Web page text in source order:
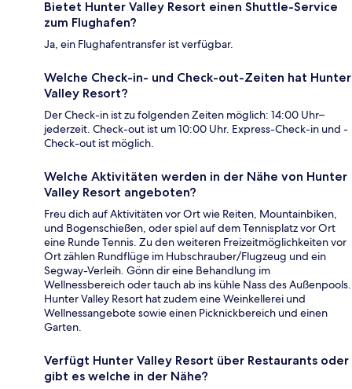
Bietet Hunter Valley Resort einen Shuttle-Service
zum Flughafen?
Ja, ein Flughafentransfer ist verfügbar.
Welche Check-in- und Check-out-Zeiten hat Hunter
Valley Resort?
Der Check-in ist zu folgenden Zeiten möglich: 14:00 Uhr–
jederzeit. Check-out ist um 10:00 Uhr. Express-Check-in und -
Check-out ist möglich.
Welche Aktivitäten werden in der Nähe von Hunter
Valley Resort angeboten?
Freu dich auf Aktivitäten vor Ort wie Reiten, Mountainbiken,
und Bogenschießen, oder spiel auf dem Tennisplatz vor Ort
eine Runde Tennis. Zu den weiteren Freizeitmöglichkeiten vor
Ort zählen Rundflüge im Hubschrauber/Flugzeug und ein
Segway-Verleih. Gönn dir eine Behandlung im
Wellnessbereich oder tauch ab ins kühle Nass des Außenpools.
Hunter Valley Resort hat zudem eine Weinkellerei und
Wellnessangebote sowie einen Picknickbereich und einen
Garten.
Verfügt Hunter Valley Resort über Restaurants oder
gibt es welche in der Nähe?